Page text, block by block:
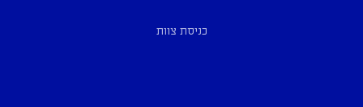
כניסת צוות